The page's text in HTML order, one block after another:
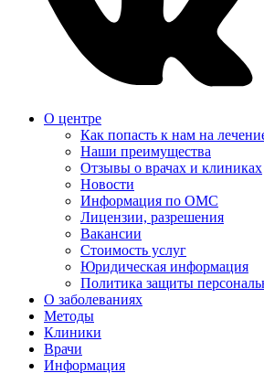
О центре
Как попасть к нам на
Наши преимущества
Отзывы о врачах и клиниках
Новости
Информация по ОМС
Лицензии, разрешения
Вакансии
Стоимость услуг
Юридическая информация
Политика защиты
О заболеваниях
Методы
Клиники
Врачи
Информация